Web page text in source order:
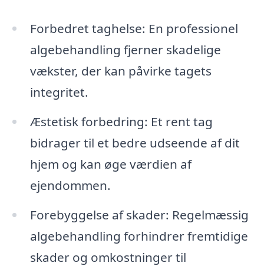
Forbedret taghelse: En professionel
algebehandling fjerner skadelige
vækster, der kan påvirke tagets
integritet.
Æstetisk forbedring: Et rent tag
bidrager til et bedre udseende af dit
hjem og kan øge værdien af
ejendommen.
Forebyggelse af skader: Regelmæssig
algebehandling forhindrer fremtidige
skader og omkostninger til